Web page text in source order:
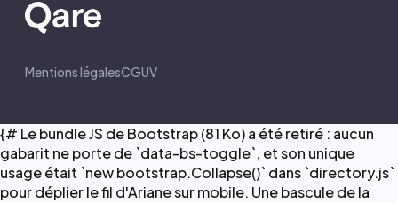
Mentions légalesCGUV
{# Le bundle JS de Bootstrap (81 Ko) a été retiré : aucun
gabarit ne porte de `data-bs-toggle`, et son unique
usage était `new bootstrap.Collapse()` dans `directory.js`
pour déplier le fil d'Ariane sur mobile. Une bascule de la